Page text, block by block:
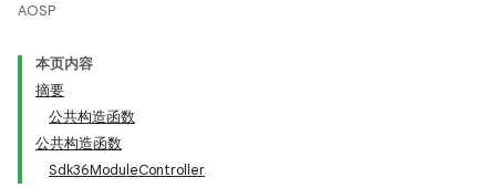
AOSP
本页内容
摘要
公共构造函数
公共构造函数
Sdk36ModuleController